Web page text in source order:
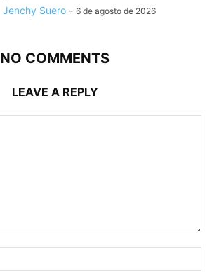
Jenchy Suero - 6 de agosto de 2026
NO COMMENTS
LEAVE A REPLY